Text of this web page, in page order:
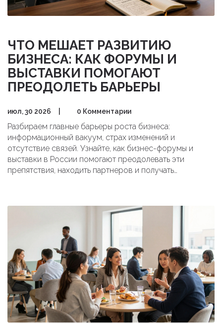
ЧТО МЕШАЕТ РАЗВИТИЮ
БИЗНЕСА: КАК ФОРУМЫ И
ВЫСТАВКИ ПОМОГАЮТ
ПРЕОДОЛЕТЬ БАРЬЕРЫ
июл, 30 2026 0 Комментарии
Разбираем главные барьеры роста бизнеса:
информационный вакуум, страх изменений и
отсутствие связей. Узнайте, как бизнес-форумы и
выставки в России помогают преодолевать эти
препятствия, находить партнеров и получать